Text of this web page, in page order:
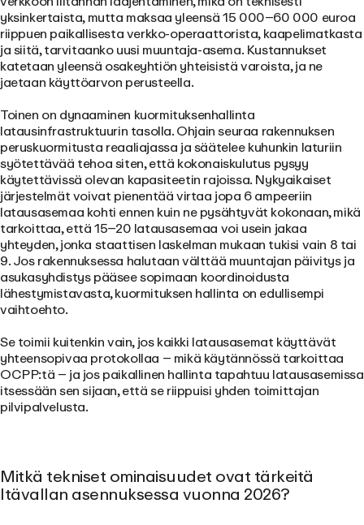
yksinkertaista, mutta maksaa yleensä 15 000–60 000 euroa
riippuen paikallisesta verkko-operaattorista, kaapelimatkasta
ja siitä, tarvitaanko uusi muuntaja-asema. Kustannukset
katetaan yleensä osakeyhtiön yhteisistä varoista, ja ne
jaetaan käyttöarvon perusteella.
Toinen on dynaaminen kuormituksenhallinta
latausinfrastruktuurin tasolla. Ohjain seuraa rakennuksen
peruskuormitusta reaaliajassa ja säätelee kuhunkin laturiin
syötettävää tehoa siten, että kokonaiskulutus pysyy
käytettävissä olevan kapasiteetin rajoissa. Nykyaikaiset
järjestelmät voivat pienentää virtaa jopa 6 ampeeriin
latausasemaa kohti ennen kuin ne pysähtyvät kokonaan, mikä
tarkoittaa, että 15–20 latausasemaa voi usein jakaa
yhteyden, jonka staattisen laskelman mukaan tukisi vain 8 tai
9. Jos rakennuksessa halutaan välttää muuntajan päivitys ja
asukasyhdistys pääsee sopimaan koordinoidusta
lähestymistavasta, kuormituksen hallinta on edullisempi
vaihtoehto.
Se toimii kuitenkin vain, jos kaikki latausasemat käyttävät
yhteensopivaa protokollaa – mikä käytännössä tarkoittaa
OCPP:tä – ja jos paikallinen hallinta tapahtuu latausasemissa
itsessään sen sijaan, että se riippuisi yhden toimittajan
pilvipalvelusta.
Mitkä tekniset ominaisuudet ovat tärkeitä
Itävallan asennuksessa vuonna 2026?